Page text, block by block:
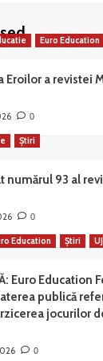
Euro Education
a revistei
0
Știri
numărul 93 al
0
Education Știri
Euro
publică
jocurilor
0